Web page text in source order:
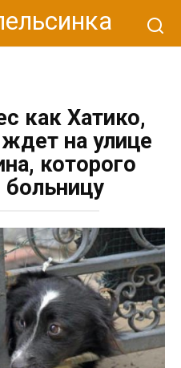
как Хатико,
на улице
которого
больницу